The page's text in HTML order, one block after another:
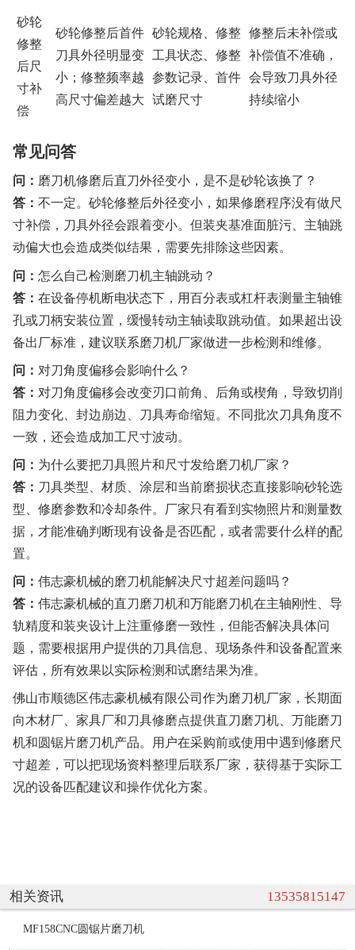
砂轮
修整
后尺
寸补
偿
砂轮修整后首件
刀具外径明显变
小；修整频率越
高尺寸偏差越大
砂轮规格、修整
工具状态、修整
参数记录、首件
试磨尺寸
修整后未补偿或
补偿值不准确，
会导致刀具外径
持续缩小
常见问答
问： 磨刀机修磨后直刀外径变小，是不是砂轮该换了？
答： 不一定。砂轮修整后外径变小，如果修磨程序没有做尺
寸补偿，刀具外径会跟着变小。但装夹基准面脏污、主轴跳
动偏大也会造成类似结果，需要先排除这些因素。
问： 怎么自己检测磨刀机主轴跳动？
答： 在设备停机断电状态下，用百分表或杠杆表测量主轴锥
孔或刀柄安装位置，缓慢转动主轴读取跳动值。如果超出设
备出厂标准，建议联系磨刀机厂家做进一步检测和维修。
问： 对刀角度偏移会影响什么？
答： 对刀角度偏移会改变刃口前角、后角或楔角，导致切削
阻力变化、封边崩边、刀具寿命缩短。不同批次刀具角度不
一致，还会造成加工尺寸波动。
问： 为什么要把刀具照片和尺寸发给磨刀机厂家？
答： 刀具类型、材质、涂层和当前磨损状态直接影响砂轮选
型、修磨参数和冷却条件。厂家只有看到实物照片和测量数
据，才能准确判断现有设备是否匹配，或者需要什么样的配
置。
问： 伟志豪机械的磨刀机能解决尺寸超差问题吗？
答： 伟志豪机械的直刀磨刀机和万能磨刀机在主轴刚性、导
轨精度和装夹设计上注重修磨一致性，但能否解决具体问
题，需要根据用户提供的刀具信息、现场条件和设备配置来
评估，所有效果以实际检测和试磨结果为准。
佛山市顺德区伟志豪机械有限公司作为磨刀机厂家，长期面
向木材厂、家具厂和刀具修磨点提供直刀磨刀机、万能磨刀
机和圆锯片磨刀机产品。用户在采购前或使用中遇到修磨尺
寸超差，可以把现场资料整理后联系厂家，获得基于实际工
况的设备匹配建议和操作优化方案。
相关资讯 13535815147
MF158CNC圆锯片磨刀机